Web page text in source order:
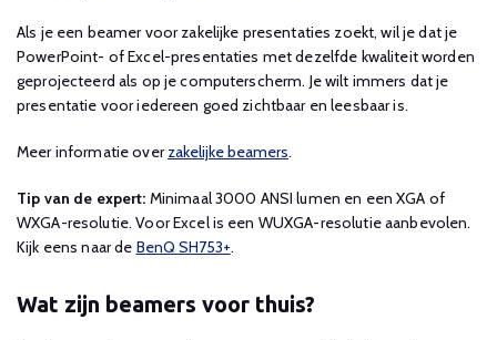
Als je een beamer voor zakelijke presentaties zoekt, wil je dat je
PowerPoint- of Excel-presentaties met dezelfde kwaliteit worden
geprojecteerd als op je computerscherm. Je wilt immers dat je
presentatie voor iedereen goed zichtbaar en leesbaar is.
Meer informatie overzakelijke beamers.
Tip van de expert: Minimaal 3000 ANSI lumen en een XGA of
WXGA-resolutie. Voor Excel is een WUXGA-resolutie aanbevolen.
Kijk eens naar de BenQ SH753+.
Wat zijn beamers voor thuis?